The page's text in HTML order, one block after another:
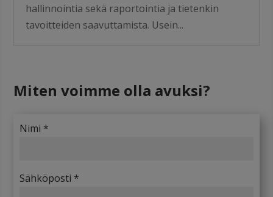
hallinnointia sekä raportointia ja tietenkin
tavoitteiden saavuttamista. Usein...
Miten voimme olla avuksi?
Nimi *
Sähköposti *